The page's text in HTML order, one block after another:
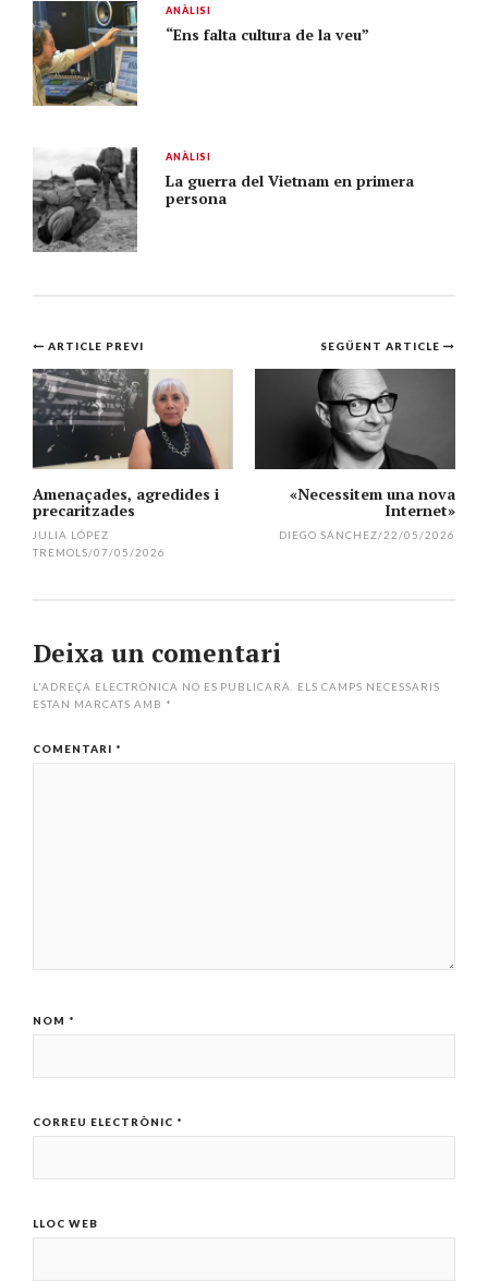
ANÀLISI
“Ens falta cultura de la veu”
ANÀLISI
La guerra del Vietnam en primera
persona
Navegació
per
l'article
SEGÜENT ARTICLE
«Necessitem una nova
Internet»
DIEGO SÁNCHEZ/22/05/2026
ARTICLE PREVI
Amenaçades, agredides i
precaritzades
JULIA LÓPEZ
TREMOLS/07/05/2026
Deixa un comentari
L'ADREÇA ELECTRÒNICA NO ES PUBLICARÀ.
ELS CAMPS NECESSARIS
ESTAN MARCATS AMB *
COMENTARI *
NOM *
CORREU ELECTRÒNIC *
LLOC WEB